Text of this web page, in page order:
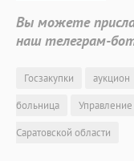
Вы можете
наш телеграм-
Госзакупки аукцион
больница
Управление
Саратовской области